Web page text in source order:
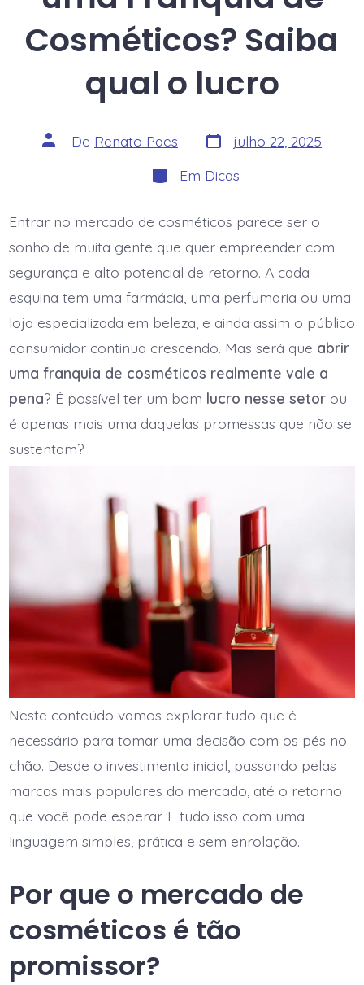
Cosméticos? Saiba
qual o lucro
Autor
do
De Renato Paes Data
do
julho 22, 2025
Categorias
Em Dicas
Entrar no mercado de cosméticos parece ser o
sonho de muita gente que quer empreender com
segurança e alto potencial de retorno. A cada
esquina tem uma farmácia, uma perfumaria ou uma
loja especializada em beleza, e ainda assim o público
consumidor continua crescendo. Mas será que abrir
uma franquia de cosméticos realmente vale a
pena? É possível ter um bom lucro nesse setorou
é apenas mais uma daquelas promessas que não se
sustentam?
Neste conteúdo vamos explorar tudo que é
necessário para tomar uma decisão com os pés no
chão. Desde o investimento inicial, passando pelas
marcas mais populares do mercado, até o retorno
que você pode esperar. E tudo isso com uma
linguagem simples, prática e sem enrolação.
Por que o mercado de
cosméticos é tão
promissor?